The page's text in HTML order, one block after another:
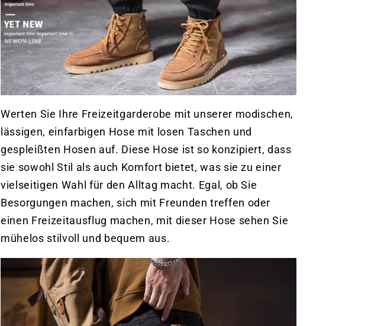
Werten Sie Ihre Freizeitgarderobe mit unserer modischen,
lässigen, einfarbigen Hose mit losen Taschen und
gespleißten Hosen auf. Diese Hose ist so konzipiert, dass
sie sowohl Stil als auch Komfort bietet, was sie zu einer
vielseitigen Wahl für den Alltag macht. Egal, ob Sie
Besorgungen machen, sich mit Freunden treffen oder
einen Freizeitausflug machen, mit dieser Hose sehen Sie
mühelos stilvoll und bequem aus.